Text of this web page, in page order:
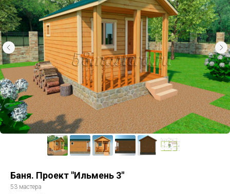
Баня. Проект "Ильмень 3"
53 мастера